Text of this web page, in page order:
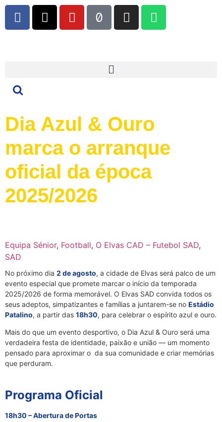
Dia Azul & Ouro
marca o arranque
oficial da época
2025/2026
Equipa Sénior, Football, O Elvas CAD – Futebol SAD,
SAD
No próximo dia 2 de agosto, a cidade de Elvas será palco de um
evento especial que promete marcar o início da temporada
2025/2026 de forma memorável. O Elvas SAD convida todos os
seus adeptos, simpatizantes e famílias a juntarem-se no Estádio
Patalino, a partir das 18h30, para celebrar o espírito azul e ouro.
Mais do que um evento desportivo, o Dia Azul & Ouro será uma
verdadeira festa de identidade, paixão e união — um momento
pensado para aproximar o da sua comunidade e criar memórias
que perduram.
Programa Oficial
18h30 – Abertura de Portas